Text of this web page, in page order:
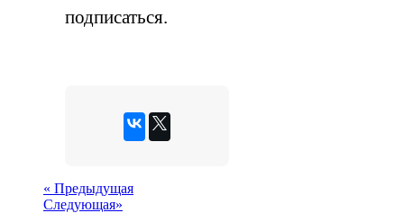
подписаться.
« Предыдущая
Следующая»